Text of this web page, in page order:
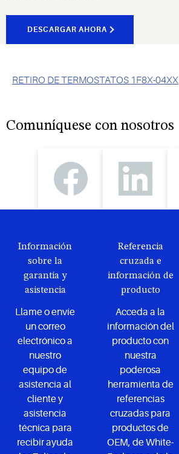
DESCARGAR AHORA
RETIRO DE TERMOSTATOS 1F8X-04XX
Comuníquese con nosotros
Información
sobre la
garantía y
asistencia
Llame o envíe
un correo
electrónico a
nuestro
equipo de
asistencia al
cliente y
asistencia
técnica para
recibir ayuda
Referencia
cruzada e
información de
producto
Acceda a la
información del
producto con
nuestra
poderosa
herramienta de
referencias
cruzadas para
productos de
OEM, de White-